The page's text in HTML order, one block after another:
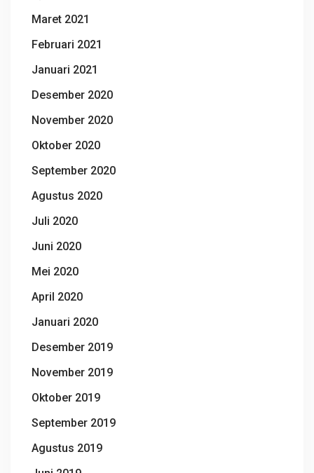
Maret 2021
Februari 2021
Januari 2021
Desember 2020
November 2020
Oktober 2020
September 2020
Agustus 2020
Juli 2020
Juni 2020
Mei 2020
April 2020
Januari 2020
Desember 2019
November 2019
Oktober 2019
September 2019
Agustus 2019